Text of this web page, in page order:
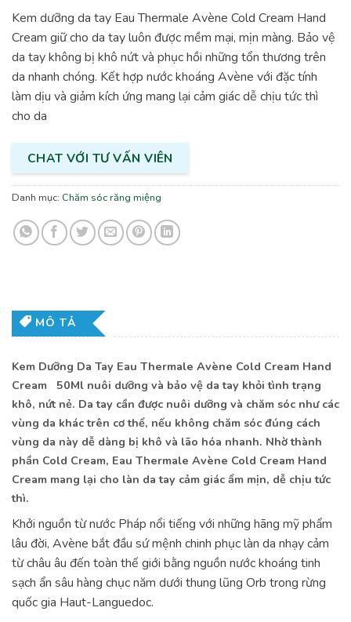
Kem dưỡng da tay Eau Thermale Avène Cold Cream Hand
Cream giữ cho da tay luôn được mềm mại, mịn màng. Bảo vệ
da tay không bị khô nứt và phục hồi những tổn thương trên
da nhanh chóng. Kết hợp nước khoáng Avène với đặc tính
làm dịu và giảm kích ứng mang lại cảm giác dễ chịu tức thì
cho da
CHAT VỚI TƯ VẤN VIÊN
Danh mục: Chăm sóc răng miệng
MÔ TẢ
Kem Dưỡng Da Tay Eau Thermale Avène Cold Cream Hand
Cream 50Ml nuôi dưỡng và bảo vệ da tay khỏi tình trạng
khô, nứt nẻ. Da tay cần được nuôi dưỡng và chăm sóc như các
vùng da khác trên cơ thể, nếu không chăm sóc đúng cách
vùng da này dễ dàng bị khô và lão hóa nhanh. Nhờ thành
phần Cold Cream, Eau Thermale Avène Cold Cream Hand
Cream mang lại cho làn da tay cảm giác ẩm mịn, dễ chịu tức
thì.
Khởi nguồn từ nước Pháp nổi tiếng với những hãng mỹ phẩm
lâu đời, Avène bắt đầu sứ mệnh chinh phục làn da nhạy cảm
từ châu âu đến toàn thế giới bằng nguồn nước khoáng tinh
sạch ẩn sâu hàng chục năm dưới thung lũng Orb trong rừng
quốc gia Haut-Languedoc.